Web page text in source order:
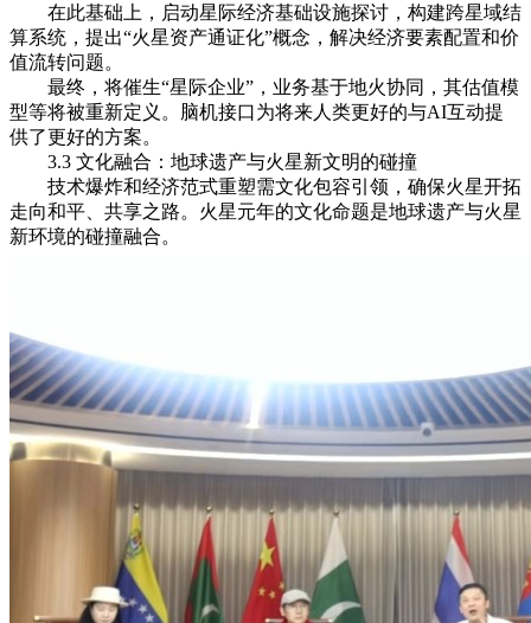
在此基础上，启动星际经济基础设施探讨，构建跨星域结
算系统，提出“火星资产通证化”概念，解决经济要素配置和价
值流转问题。
最终，将催生“星际企业”，业务基于地火协同，其估值模
型等将被重新定义。脑机接口为将来人类更好的与AI互动提
供了更好的方案。
3.3 文化融合：地球遗产与火星新文明的碰撞
技术爆炸和经济范式重塑需文化包容引领，确保火星开拓
走向和平、共享之路。火星元年的文化命题是地球遗产与火星
新环境的碰撞融合。